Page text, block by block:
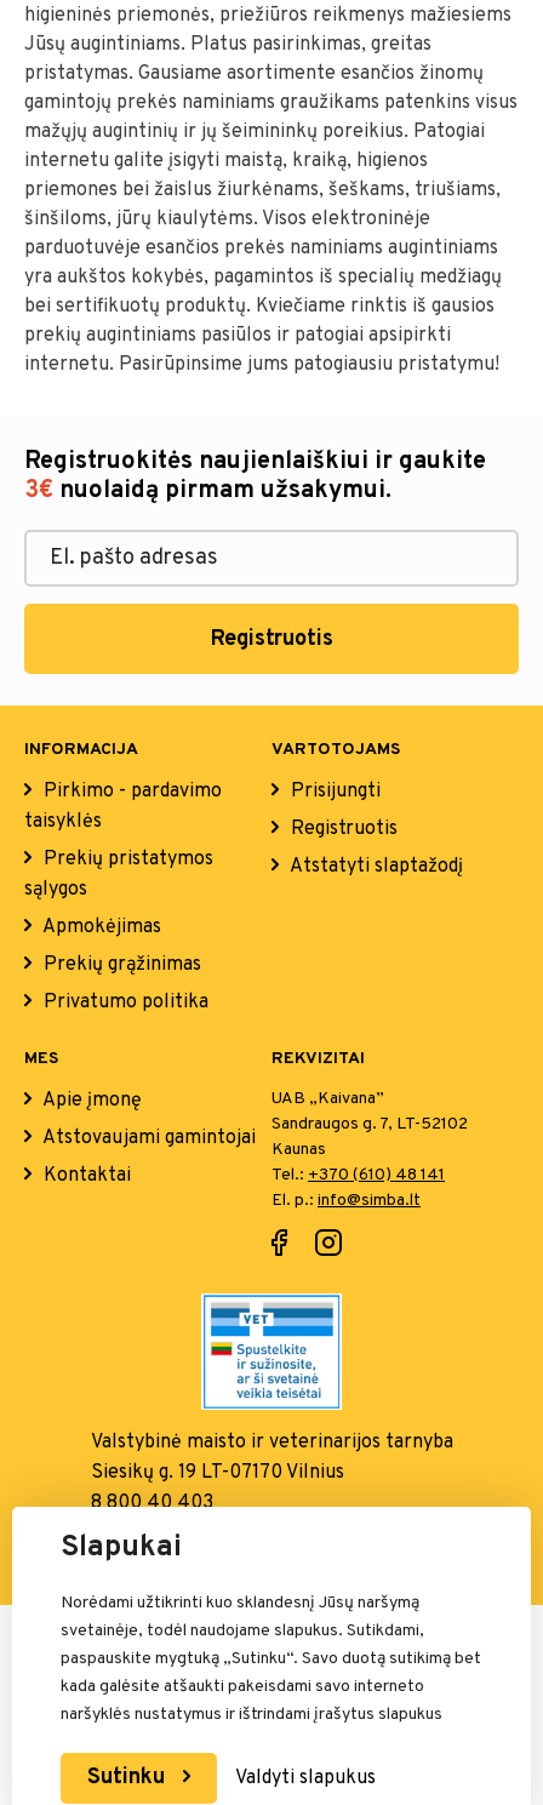
higieninės priemonės, priežiūros reikmenys mažiesiems
Jūsų augintiniams. Platus pasirinkimas, greitas
pristatymas. Gausiame asortimente esančios žinomų
gamintojų prekės naminiams graužikams patenkins visus
mažųjų augintinių ir jų šeimininkų poreikius. Patogiai
internetu galite įsigyti maistą, kraiką, higienos
priemones bei žaislus žiurkėnams, šeškams, triušiams,
šinšiloms, jūrų kiaulytėms. Visos elektroninėje
parduotuvėje esančios prekės naminiams augintiniams
yra aukštos kokybės, pagamintos iš specialių medžiagų
bei sertifikuotų produktų. Kviečiame rinktis iš gausios
prekių augintiniams pasiūlos ir patogiai apsipirkti
internetu. Pasirūpinsime jums patogiausiu pristatymu!
Registruokitės naujienlaiškiui ir gaukite
3€ nuolaidą pirmam užsakymui.
Registruotis
INFORMACIJA
Pirkimo - pardavimo
taisyklės
Prekių pristatymos
sąlygos
Apmokėjimas
Prekių grąžinimas
Privatumo politika
VARTOTOJAMS
Prisijungti
Registruotis
Atstatyti slaptažodį
MES
Apie įmonę
Atstovaujami gamintojai
Kontaktai
REKVIZITAI
UAB „Kaivana”
Sandraugos g. 7, LT-52102
Kaunas
Tel.: +370 (610) 48 141
El. p.: info@simba.lt
Valstybinė maisto ir veterinarijos tarnyba
Siesikų g. 19 LT-07170 Vilnius
8 800 40 403
info@vmvt.lt, www.vmvt.lt
Mokėjimais rūpinasi:
Slapukai
Norėdami užtikrinti kuo sklandesnį Jūsų naršymą
svetainėje, todėl naudojame slapukus. Sutikdami,
paspauskite mygtuką „Sutinku“. Savo duotą sutikimą bet
kada galėsite atšaukti pakeisdami savo interneto
naršyklės nustatymus ir ištrindami įrašytus slapukus
Sutinku Valdyti slapukus